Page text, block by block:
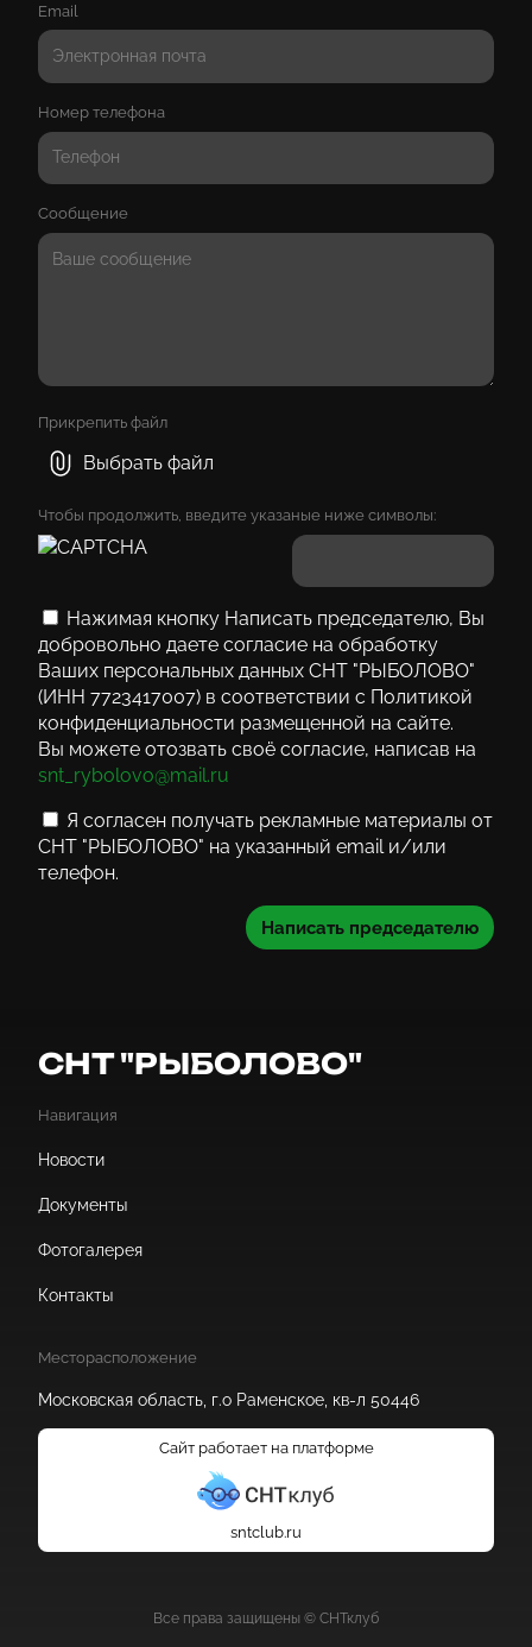
Email
Номер телефона
Сообщение
Прикрепить файл
Выбрать файл
Чтобы продолжить, введите указаные ниже символы:
Нажимая кнопку Написать председателю, Вы
добровольно даете согласие на обработку
Ваших персональных данных СНТ "РЫБОЛОВО"
(ИНН 7723417007) в соответствии с Политикой
конфиденциальности размещенной на сайте.
Вы можете отозвать своё согласие, написав на
snt_rybolovo@mail.ru
Я согласен получать рекламные материалы от
СНТ "РЫБОЛОВО" на указанный email и/или
телефон.
Написать председателю
СНТ "РЫБОЛОВО"
Навигация
Новости
Документы
Фотогалерея
Контакты
Месторасположение
Московская область, г.о Раменское, кв-л 50446
Сайт работает на платформе
sntclub.ru
Все права защищены © СНТклуб